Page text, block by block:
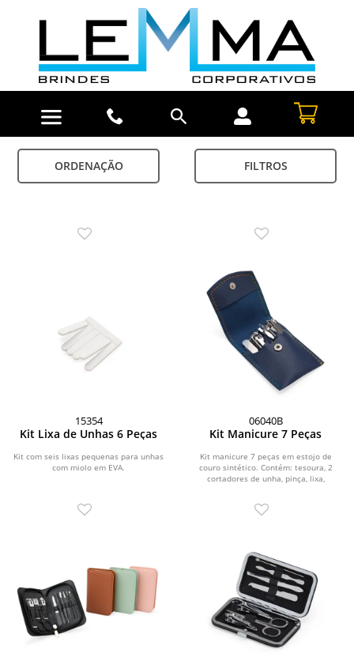
ORDENAÇÃO FILTROS
15354
Kit Lixa de Unhas 6 Peças
Kit com seis lixas pequenas para unhas
com miolo em EVA.
06040B
Kit Manicure 7 Peças
Kit manicure 7 peças em estojo de
couro sintético. Contém: tesoura, 2
cortadores de unha, pinça, lixa,